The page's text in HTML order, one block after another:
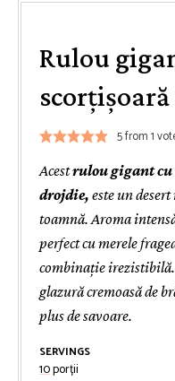
Rulou
5from 1
Acestrulou gigant cu
drojdie, este un
toamnă. Aroma
perfect cu merele
combinație
glazură cremoasă de
plus de savoare.
SERVINGS
10porții